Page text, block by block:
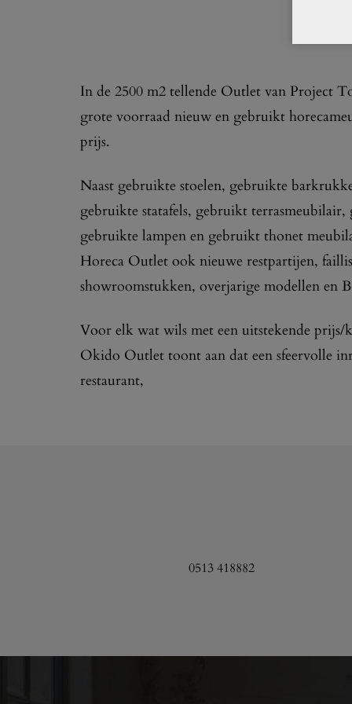
In de 2500 m2 tellende Outlet van Project
grote voorraad nieuw en gebruikt
prijs.
Naast gebruikte stoelen, gebruikte
gebruikte statafels, gebruikt terrasmeubilair,
gebruikte lampen en gebruikt thonet
Horeca Outlet ook nieuwe restpartijen,
showroomstukken, overjarige modellen en
Voor elk wat wils met een uitstekende
Okido Outlet toont aan dat een sfeervolle
restaurant,
0513 418882